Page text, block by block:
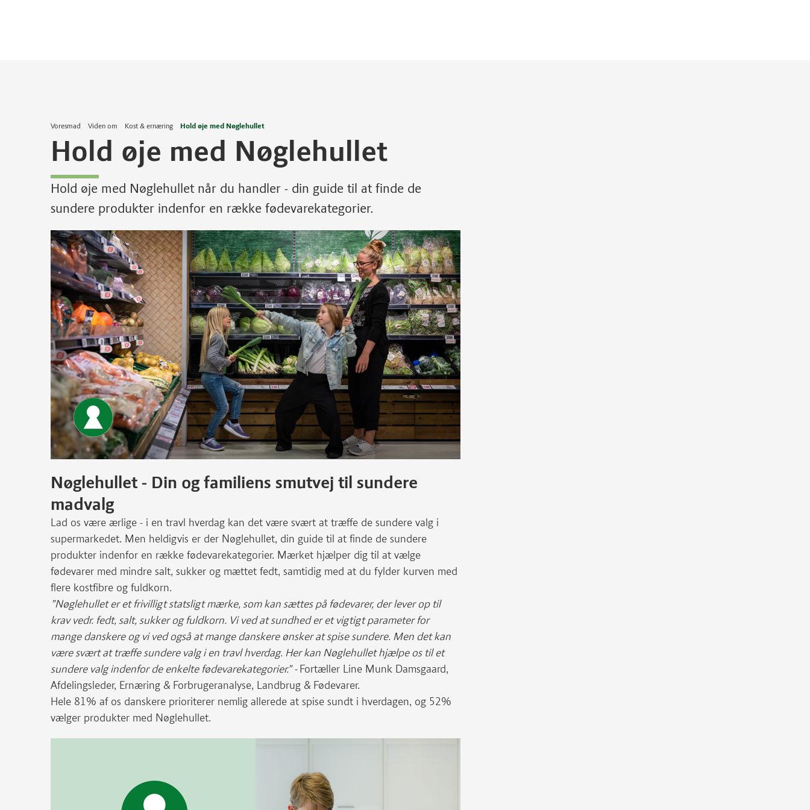
Voresmad Viden om Kost & ernæring Hold øje med Nøglehullet
Hold øje med Nøglehullet
Hold øje med Nøglehullet når du handler - din guide til at finde de
sundere produkter indenfor en række fødevarekategorier.
Nøglehullet - Din og familiens smutvej til sundere
madvalg
Lad os være ærlige - i en travl hverdag kan det være svært at træffe de sundere valg i
supermarkedet. Men heldigvis er der Nøglehullet, din guide til at finde de sundere
produkter indenfor en række fødevarekategorier. Mærket hjælper dig til at vælge
fødevarer med mindre salt, sukker og mættet fedt, samtidig med at du fylder kurven med
flere kostfibre og fuldkorn.
”Nøglehullet er et frivilligt statsligt mærke, som kan sættes på fødevarer, der lever op til
krav vedr. fedt, salt, sukker og fuldkorn. Vi ved at sundhed er et vigtigt parameter for
mange danskere og vi ved også at mange danskere ønsker at spise sundere. Men det kan
være svært at træffe sundere valg i en travl hverdag. Her kan Nøglehullet hjælpe os til et
sundere valg indenfor de enkelte fødevarekategorier.” -Fortæller Line Munk Damsgaard,
Afdelingsleder, Ernæring & Forbrugeranalyse, Landbrug & Fødevarer.
Hele 81% af os danskere prioriterer nemlig allerede at spise sundt i hverdagen, og 52%
vælger produkter med Nøglehullet.